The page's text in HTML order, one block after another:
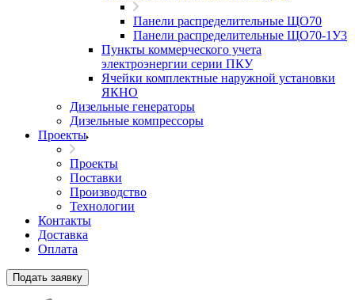
Панели распределительные ЩО70
Панели распределительные ЩО70-1У3
Пункты коммерческого учета
электроэнергии серии ПКУ
Ячейки комплектные наружной установки
ЯКНО
Дизельные генераторы
Дизельные компрессоры
Проекты
Проекты
Поставки
Производство
Технологии
Контакты
Доставка
Оплата
Подать заявку